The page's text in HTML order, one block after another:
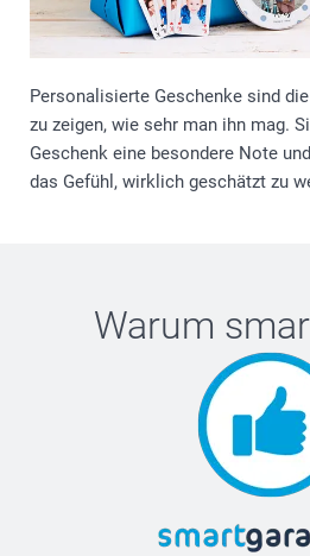
Personalisierte Geschenke sind
zu zeigen, wie sehr man ihn mag.
Geschenk eine besondere Note
das Gefühl, wirklich geschätzt zu
Warum